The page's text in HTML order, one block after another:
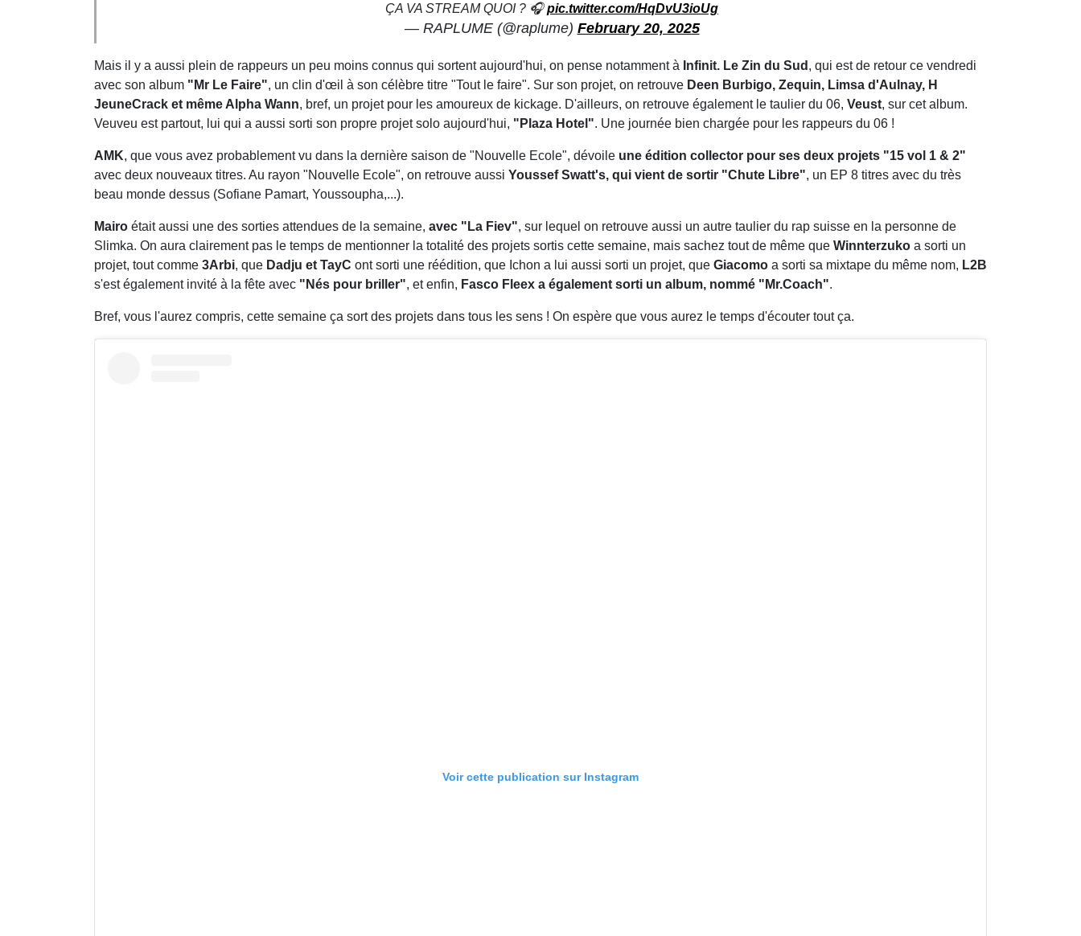
ÇA VA STREAM QUOI ? 🎧pic.twitter.com/HqDvU3ioUg
— RAPLUME (@raplume) February 20, 2025
Mais il y a aussi plein de rappeurs un peu moins connus qui sortent aujourd'hui, on pense notamment à Infinit. Le Zin du Sud , qui est de retour ce vendredi
avec son album "Mr Le Faire", un clin d'œil à son célèbre titre "Tout le faire". Sur son projet, on retrouve Deen Burbigo, Zequin, Limsa d'Aulnay, H
JeuneCrack et même Alpha Wann, bref, un projet pour les amoureux de kickage. D'ailleurs, on retrouve également le taulier du 06, Veust, sur cet album.
Veuveu est partout, lui qui a aussi sorti son propre projet solo aujourd'hui, "Plaza Hotel". Une journée bien chargée pour les rappeurs du 06 !
AMK, que vous avez probablement vu dans la dernière saison de "Nouvelle Ecole", dévoile une édition collector pour ses deux projets "15 vol 1 & 2"
avec deux nouveaux titres. Au rayon "Nouvelle Ecole", on retrouve aussi Youssef Swatt's, qui vient de sortir "Chute Libre", un EP 8 titres avec du très
beau monde dessus (Sofiane Pamart, Youssoupha,...).
Mairo était aussi une des sorties attendues de la semaine, avec "La Fiev", sur lequel on retrouve aussi un autre taulier du rap suisse en la personne de
Slimka. On aura clairement pas le temps de mentionner la totalité des projets sortis cette semaine, mais sachez tout de même que Winnterzuko a sorti un
projet, tout comme 3Arbi, que Dadju et TayC ont sorti une réédition, que Ichon a lui aussi sorti un projet, que Giacomo a sorti sa mixtape du même nom, L2B
s'est également invité à la fête avec "Nés pour briller", et enfin, Fasco Fleex a également sorti un album, nommé "Mr.Coach".
Bref, vous l'aurez compris, cette semaine ça sort des projets dans tous les sens ! On espère que vous aurez le temps d'écouter tout ça.
Voir cette publication sur Instagram